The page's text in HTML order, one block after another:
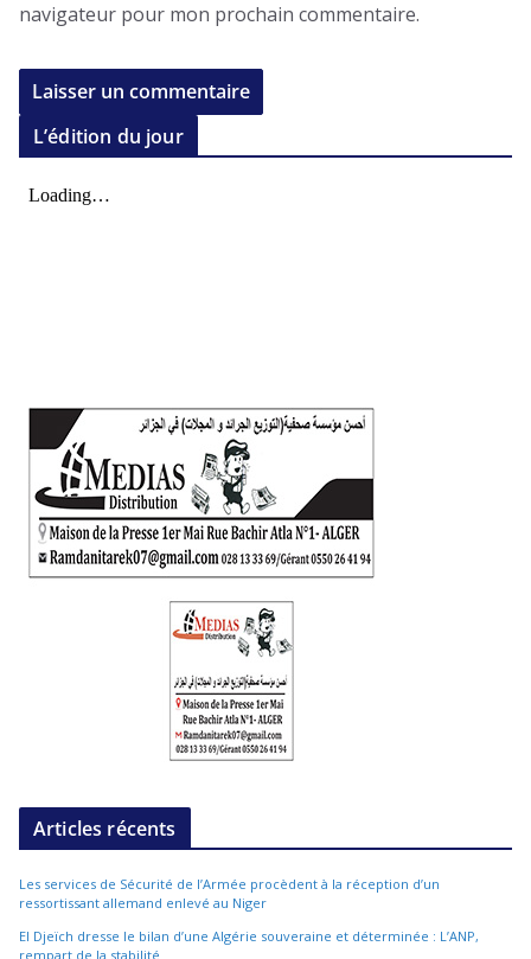
navigateur pour mon prochain commentaire.
L’édition du jour
Articles récents
Les services de Sécurité de l’Armée procèdent à la réception d’un
ressortissant allemand enlevé au Niger
El Djeïch dresse le bilan d’une Algérie souveraine et déterminée : L’ANP,
rempart de la stabilité